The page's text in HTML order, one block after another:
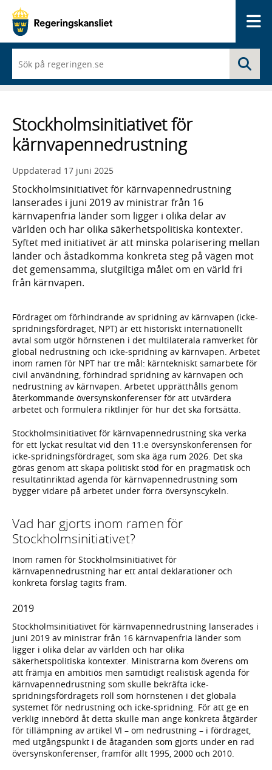
du
börjar
skriva
en
lista
med
Stockholmsinitiativet för
kärnvapennedrustning
Uppdaterad 17 juni 2025
Stockholmsinitiativet för kärnvapennedrustning
lanserades i juni 2019 av ministrar från 16
kärnvapenfria länder som ligger i olika delar av
världen och har olika säkerhetspolitiska kontexter.
Syftet med initiativet är att minska polarisering mellan
länder och åstadkomma konkreta steg på vägen mot
det gemensamma, slutgiltiga målet om en värld fri
från kärnvapen.
Fördraget om förhindrande av spridning av kärnvapen (icke-
spridningsfördraget, NPT) är ett historiskt internationellt
avtal som utgör hörnstenen i det multilaterala ramverket för
global nedrustning och icke-spridning av kärnvapen. Arbetet
inom ramen för NPT har tre mål: kärntekniskt samarbete för
civil användning, förhindrad spridning av kärnvapen och
nedrustning av kärnvapen. Arbetet upprätthålls genom
återkommande översynskonferenser för att utvärdera
arbetet och formulera riktlinjer för hur det ska fortsätta.
Stockholmsinitiativet för kärnvapennedrustning ska verka
för ett lyckat resultat vid den 11:e översynskonferensen för
icke-spridningsfördraget, som ska äga rum 2026. Det ska
göras genom att skapa politiskt stöd för en pragmatisk och
resultatinriktad agenda för kärnvapennedrustning som
bygger vidare på arbetet under förra översynscykeln.
Vad har gjorts inom ramen för
Stockholmsinitiativet?
Inom ramen för Stockholmsinitiativet för
kärnvapennedrustning har ett antal deklarationer och
konkreta förslag tagits fram.
2019
Stockholmsinitiativet för kärnvapennedrustning lanserades i
juni 2019 av ministrar från 16 kärnvapenfria länder som
ligger i olika delar av världen och har olika
säkerhetspolitiska kontexter. Ministrarna kom överens om
att främja en ambitiös men samtidigt realistisk agenda för
kärnvapennedrustning som skulle bekräfta icke-
spridningsfördragets roll som hörnstenen i det globala
systemet för nedrustning och icke-spridning. För att ge en
verklig innebörd åt detta skulle man ange konkreta åtgärder
för tillämpning av artikel VI – om nedrustning – i fördraget,
med utgångspunkt i de åtaganden som gjorts under en rad
översynskonferenser, framför allt 1995, 2000 och 2010.